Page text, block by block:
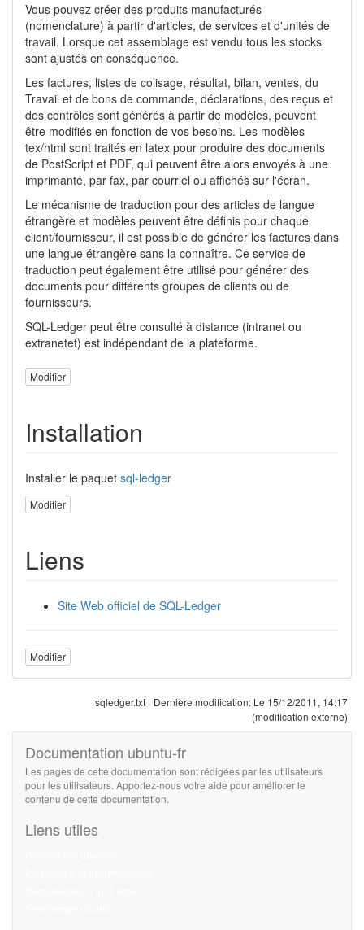
Vous pouvez créer des produits manufacturés
(nomenclature) à partir d'articles, de services et d'unités de
travail. Lorsque cet assemblage est vendu tous les stocks
sont ajustés en conséquence.
Les factures, listes de colisage, résultat, bilan, ventes, du
Travail et de bons de commande, déclarations, des reçus et
des contrôles sont générés à partir de modèles, peuvent
être modifiés en fonction de vos besoins. Les modèles
tex/html sont traités en latex pour produire des documents
de PostScript et PDF, qui peuvent être alors envoyés à une
imprimante, par fax, par courriel ou affichés sur l'écran.
Le mécanisme de traduction pour des articles de langue
étrangère et modèles peuvent être définis pour chaque
client/fournisseur, il est possible de générer les factures dans
une langue étrangère sans la connaître. Ce service de
traduction peut également être utilisé pour générer des
documents pour différents groupes de clients ou de
fournisseurs.
SQL-Ledger peut être consulté à distance (intranet ou
extranetet) est indépendant de la plateforme.
Modifier
Installation
Installer le paquet sql-ledger
Modifier
Liens
Site Web officiel de SQL-Ledger
Modifier
sqledger.txt Dernière modification: Le 15/12/2011, 14:17
(modification externe)
Documentation ubuntu-fr
Les pages de cette documentation sont rédigées par les utilisateurs
pour les utilisateurs. Apportez-nous votre aide pour améliorer le
contenu de cette documentation.
Liens utiles